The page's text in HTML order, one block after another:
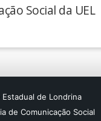
Social da UEL
de Londrina
de Comunicação Social